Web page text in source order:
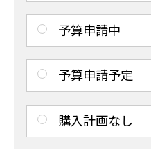
予算申請中
予算申請予定
購入計画なし